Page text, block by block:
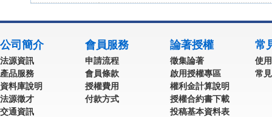
公司簡介
法源資訊
產品服務
資料庫說明
法源徵才
交通資訊
會員服務
申請流程
會員條款
授權費用
付款方式
論著授權
徵集論著
啟用授權專區
權利金計算說明
授權合約書下載
投稿基本資料表
常
使
常